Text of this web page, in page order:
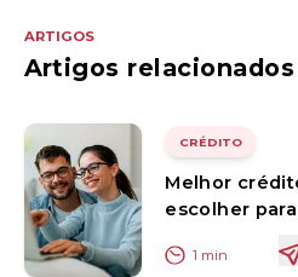
ARTIGOS
Artigos relacionados
CRÉDITO
Melhor
escolher
1 min